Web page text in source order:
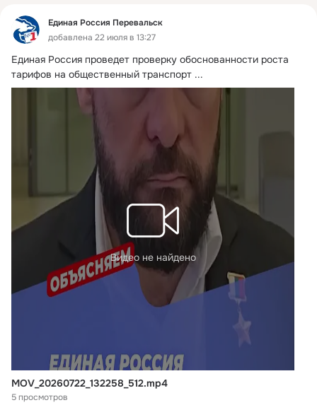
Единая Россия Перевальск
добавлена 22 июля в 13:27
Единая Россия проведет проверку обоснованности роста
тарифов на общественный транспорт ...
Видео не найдено
MOV_20260722_132258_512.mp4
5 просмотров